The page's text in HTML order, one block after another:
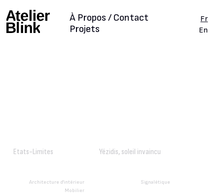
Projets
À Propos / Contact
Fr
En
Etats-Limites Yézidis, soleil invaincu
Architecture d'intérieur
Mobilier
Signalétique